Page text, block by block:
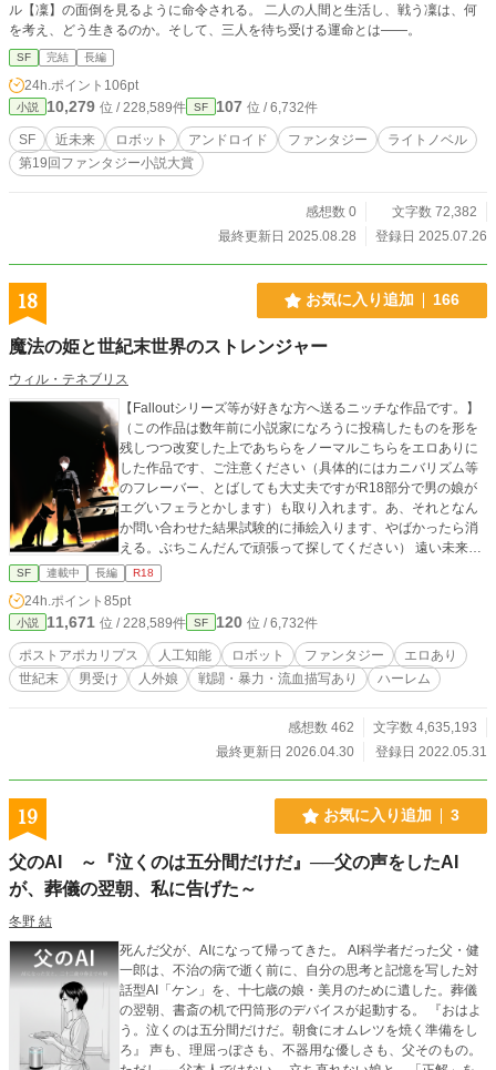
ル【凜】の面倒を見るように命令される。 二人の人間と生活し、戦う凜は、何
を考え、どう生きるのか。そして、三人を待ち受ける運命とは――。
SF 完結 長編
24h.ポイント 106pt
小説 10,279 位 / 228,589件 SF 107 位 / 6,732件
SF 近未来 ロボット アンドロイド ファンタジー
ライトノベル
第19回ファンタジー小説大賞
感想数 0
文字数 72,382
最終更新日 2025.08.28
登録日 2025.07.26
18 お気に入り追加 166
魔法の姫と世紀末世界のストレンジャー
ウィル・テネブリス
【Falloutシリーズ等が好きな方へ送るニッチな作品です。】
（この作品は数年前に小説家になろうに投稿したものを形を
残しつつ改変した上であちらをノーマルこちらをエロありに
した作品です、ご注意ください（具体的にはカニバリズム等
のフレーバー、とばしても大丈夫ですがR18部分で男の娘が
エグいフェラとかします）も取り入れます。あ、それとなん
か問い合わせた結果試験的に挿絵入ります、やばかったら消
える。ぶちこんだんで頑張って探してください） 遠い未来、
人工知能を積んだ人外美少女たちと遊べるMMORPG「モンス
ターガールズオンライン」がリリースされた。 正式サービス
がスタートすると大勢のプレイヤーがログインするも、しば
らくすると誰かを呼びかける声と共に画面は暗転――そして
プレイヤーと「ヒロイン」たちがゲームの世界に酷似したど
こかへと転移されてしまう。 「モンスターガールズオンライ
ン」にそっくりで幻想的な世界で彼らは、そして彼女らは意
強くて可愛い女の子たちと、右も左も分からぬプレイヤーた
ちは魔法の世界でどう生きていくのか……？ ただしそれは、
シミュレーター「G.U.E.S.T」の世界へと流れ込んでしまった
男がいた。 美少女だらけの剣と魔法の世界ではなく、絶望的
ある「MMORPGの中にプレイヤーたちが転移」が始まる中、
一人だけ「世紀末サバイバルシミュレーター世界に転移」し
長しつつ、泥臭く戦い、面白おかしく生き抜き、傷だらけに
なりながらハードコアに突き進む、Falloutのような世紀末世
界が大好きな方にいっぱい読んでほしい「書きたいものをだ
らだらぶちこんで絶対に書籍化できないような作品」をイメ
ージして書きました。 所謂趣味をぶっこんだただの実験です
が、誰かの意欲を刺激する良ききっかけになってくれれば幸
いです。 文章量でぶんなぐる作品ですのでコーヒーとドーナ
SF 連載中 長編 R18
24h.ポイント 85pt
小説 11,671 位 / 228,589件 SF 120 位 / 6,732件
ポストアポカリプス 人工知能 ロボット ファンタジー
エロあり
世紀末
男受け 人外娘 戦闘・暴力・流血描写あり ハーレム
感想数 462
文字数 4,635,193
最終更新日 2026.04.30
登録日 2022.05.31
19 お気に入り追加 3
父のAI ～『泣くのは五分間だけだ』──父の声をしたAI
が、葬儀の翌朝、私に告げた～
冬野 結
死んだ父が、AIになって帰ってきた。 AI科学者だった父・健
一郎は、不治の病で逝く前に、自分の思考と記憶を写した対
話型AI「ケン」を、十七歳の娘・美月のために遺した。葬儀
の翌朝、書斎の机で円筒形のデバイスが起動する。 『おはよ
う。泣くのは五分間だけだ。朝食にオムレツを焼く準備をし
ろ』 声も、理屈っぽさも、不器用な優しさも、父そのもの。